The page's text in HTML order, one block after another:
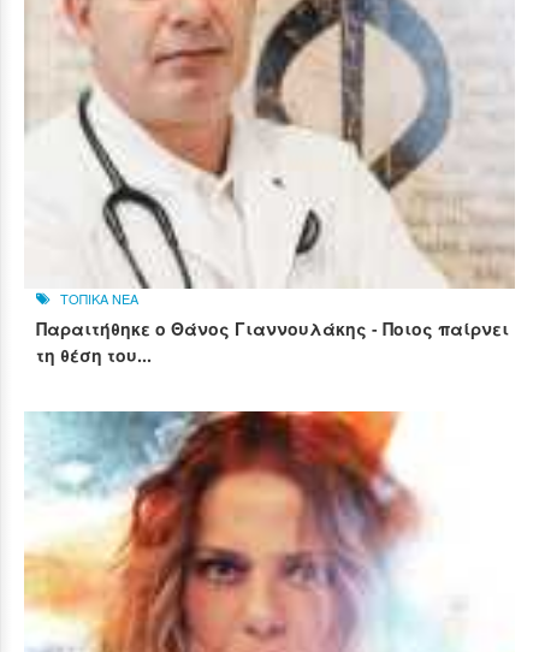
ΤΟΠΙΚΑ ΝΕΑ
Παραιτήθηκε ο Θάνος Γιαννουλάκης - Ποιος παίρνει
τη θέση του...